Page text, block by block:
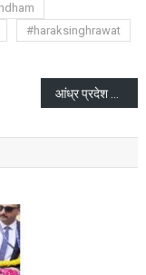
#haraksinghrawat
आंध्र प्रदेश का दौरा रद्द कर मुख्यमंत्री ने उत्तरकाशी आपदा बचाव कार्य पर दिए सख्त निर्देश